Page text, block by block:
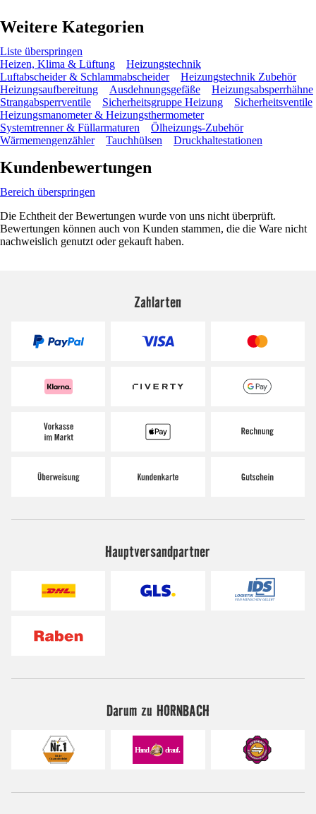
Weitere Kategorien
Liste überspringen
Heizen, Klima & Lüftung
Heizungstechnik
Luftabscheider & Schlammabscheider
Heizungstechnik Zubehör
Heizungsaufbereitung
Ausdehnungsgefäße
Heizungsabsperrhähne
Strangabsperrventile
Sicherheitsgruppe Heizung
Sicherheitsventile
Heizungsmanometer & Heizungsthermometer
Systemtrenner & Füllarmaturen
Ölheizungs-Zubehör
Wärmemengenzähler
Tauchhülsen Druckhaltestationen
Kundenbewertungen
Bereich überspringen
Die Echtheit der Bewertungen wurde von uns nicht überprüft.
Bewertungen können auch von Kunden stammen, die die Ware nicht
nachweislich genutzt oder gekauft haben.
Zahlarten
Hauptversandpartner
Darum zu HORNBACH